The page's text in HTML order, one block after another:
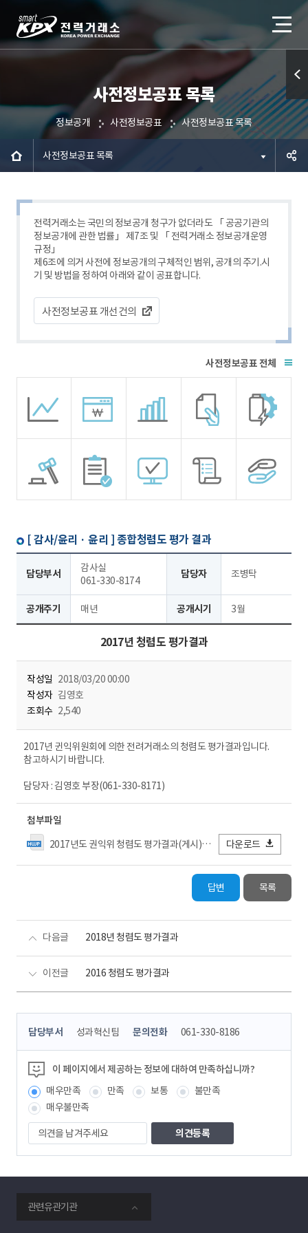
사전정보공표 목록
정보공개 사전정보공표 사전정보공표 목록
사전정보공표 목록
전력거래소는 국민의 정보공개 청구가 없더라도 「 공공기관의
정보공개에 관한 법률」 제7조 및 「 전력거래소 정보공개운영
규정」
제6조에 의거 사전에 정보공개의 구체적인 범위, 공개의 주기.시
기 및 방법을 정하여 아래와 같이 공표합니다.
사전정보공표 개선건의
전체
[ 감사/윤리 · 윤리 ] 종합청렴도 평가 결과
담당부서
감사실
061-330-8174
담당자 조병탁
공개주기 매년 공개시기 3월
2017년 청렴도 평가결과
작성일 2018/03/20 00:00
작성자 김영호
조회수 2,540
2017년 귄익위원회에 의한 전려거래소의 청렴도 평가결과입니다.
참고하시기 바랍니다.
담당자 : 김영호 부장(061-330-8171)
첨부파일
2017년도 권익위 청렴도 평가결과(게시).hwp
다운로드
답변 목록
다음글 2018년 청렴도 평가결과
이전글 2016 청렴도 평가결과
콘
츠
정
보
책
임
자
담당부서 성과혁신팀 문의전화 061-330-8186
이 페이지에서 제공하는 정보에 대하여 만족하십니까?
매우만족
만족 보통
불만족
매우불만족
의
견
을
겨
주
세
요
관련유관기관
퀵메
뉴 열
기